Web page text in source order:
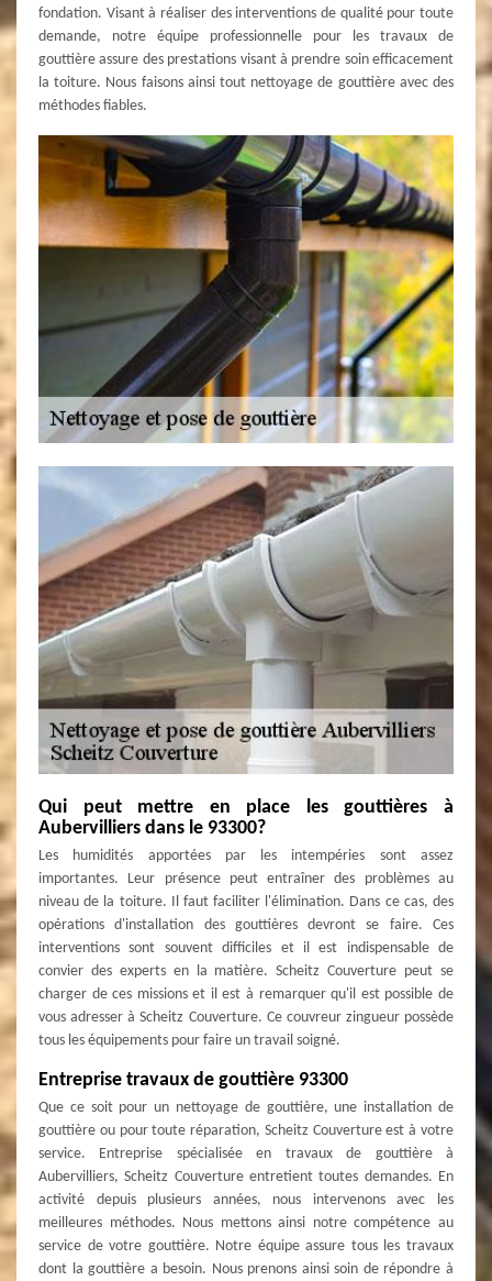
fondation. Visant à réaliser des interventions de qualité pour toute
demande, notre équipe professionnelle pour les travaux de
gouttière assure des prestations visant à prendre soin efficacement
la toiture. Nous faisons ainsi tout nettoyage de gouttière avec des
méthodes fiables.
Qui peut mettre en place les gouttières à
Aubervilliers dans le 93300?
Les humidités apportées par les intempéries sont assez
importantes. Leur présence peut entraîner des problèmes au
niveau de la toiture. Il faut faciliter l'élimination. Dans ce cas, des
opérations d'installation des gouttières devront se faire. Ces
interventions sont souvent difficiles et il est indispensable de
convier des experts en la matière. Scheitz Couverture peut se
charger de ces missions et il est à remarquer qu'il est possible de
vous adresser à Scheitz Couverture. Ce couvreur zingueur possède
tous les équipements pour faire un travail soigné.
Entreprise travaux de gouttière 93300
Que ce soit pour un nettoyage de gouttière, une installation de
gouttière ou pour toute réparation, Scheitz Couverture est à votre
service. Entreprise spécialisée en travaux de gouttière à
Aubervilliers, Scheitz Couverture entretient toutes demandes. En
activité depuis plusieurs années, nous intervenons avec les
meilleures méthodes. Nous mettons ainsi notre compétence au
service de votre gouttière. Notre équipe assure tous les travaux
dont la gouttière a besoin. Nous prenons ainsi soin de répondre à